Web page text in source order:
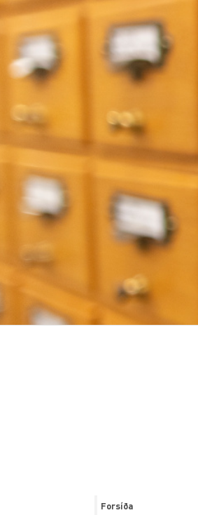
Samræmdur
titill, titill á
frummáli
245 - Titill og
246 - Annar titill
246 -
Dæmasafn
250 - Útgáfa
255 -
Mælikvarði
264 - Útgefandi
3XX - Umfang og form
4XX - Ritraðir
5XX - Athugasemd
Forsíða